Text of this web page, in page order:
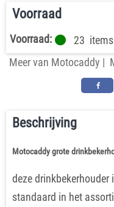
Voorraad
Voorraad: 23 items
Meer van Motocaddy |
Beschrijving
Motocaddy grote
deze drinkbekerhouder
standaard in het